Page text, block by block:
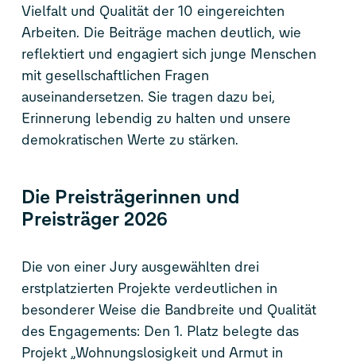
Vielfalt und Qualität der 10 eingereichten
Arbeiten. Die Beiträge machen deutlich, wie
reflektiert und engagiert sich junge Menschen
mit gesellschaftlichen Fragen
auseinandersetzen. Sie tragen dazu bei,
Erinnerung lebendig zu halten und unsere
demokratischen Werte zu stärken.
Die Preisträgerinnen und
Preisträger 2026
Die von einer Jury ausgewählten drei
erstplatzierten Projekte verdeutlichen in
besonderer Weise die Bandbreite und Qualität
des Engagements: Den 1. Platz belegte das
Projekt „Wohnungslosigkeit und Armut in